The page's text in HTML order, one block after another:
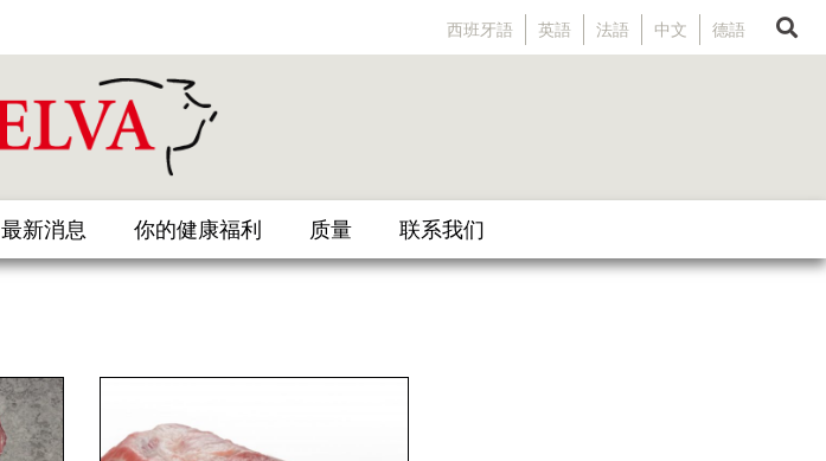
西班牙語 英語 法語 中文 德語
最新消息 你的健康福利 质量 联系我们